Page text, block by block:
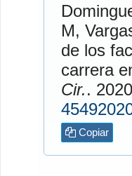
M,
de los
carrera
Cir.
Copiar